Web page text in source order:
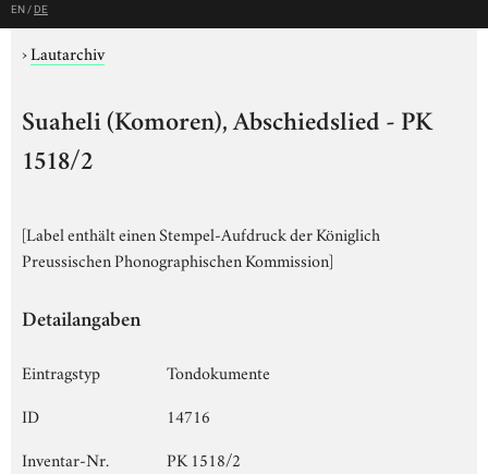
EN / DE
›Lautarchiv
Suaheli (Komoren), Abschiedslied - PK
1518/2
[Label enthält einen Stempel-Aufdruck der Königlich
Preussischen Phonographischen Kommission]
Detailangaben
Eintragstyp
Tondokumente
ID
14716
Inventar-Nr.
PK 1518/2